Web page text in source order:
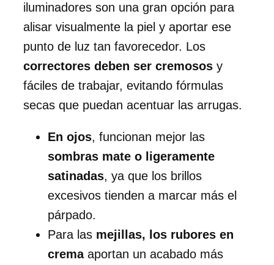
iluminadores son una gran opción para
alisar visualmente la piel y aportar ese
punto de luz tan favorecedor. Los
correctores deben ser cremosos y
fáciles de trabajar, evitando fórmulas
secas que puedan acentuar las arrugas.
En ojos, funcionan mejor las
sombras mate o ligeramente
satinadas, ya que los brillos
excesivos tienden a marcar más el
párpado.
Para las mejillas, los rubores en
cremaaportan un acabado más